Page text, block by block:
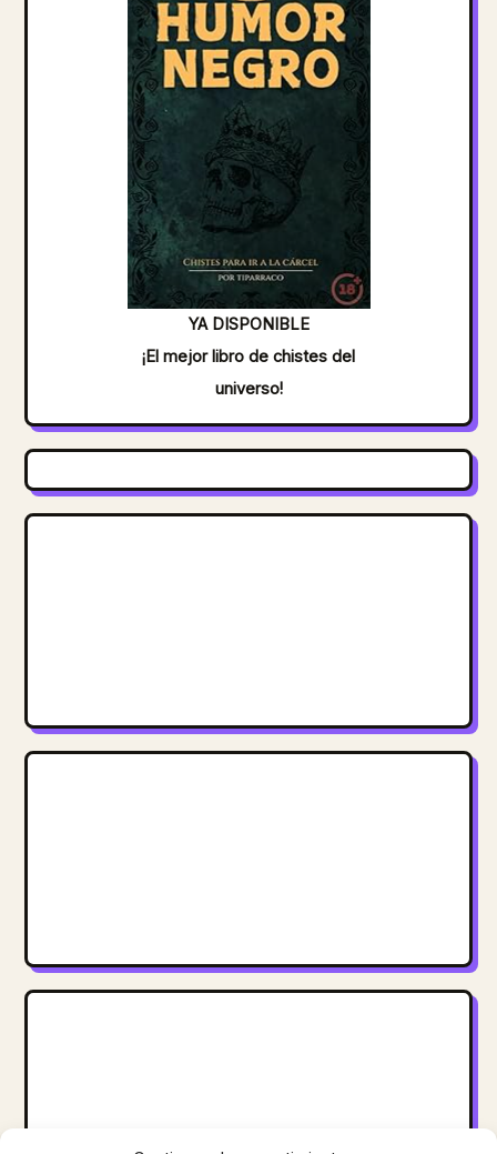
YA DISPONIBLE
¡El mejor libro de chistes del
universo!